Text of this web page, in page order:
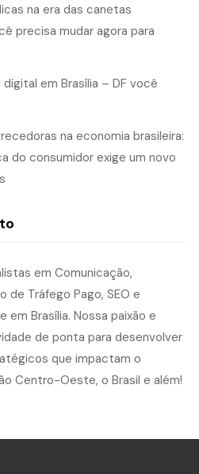
na era das canetas
precisa mudar agora para
em Brasília – DF você
na economia brasileira:
do consumidor exige um novo